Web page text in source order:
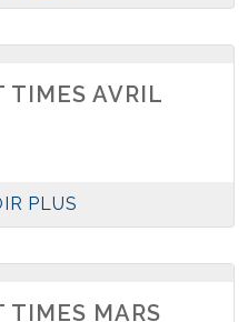
TIMES AVRIL
PLUS
TIMES MARS